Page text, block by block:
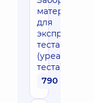
материала
для
экспресс-
теста
(уреазного
теста)
790 грн